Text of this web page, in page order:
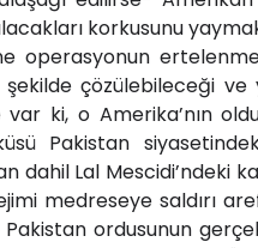
korkusunu
operasyonun
çözülebileceği
ki, o Amerika’nın
Pakistan
dahil Lal Mescidi’ndeki
medreseye saldırı
ordusunun